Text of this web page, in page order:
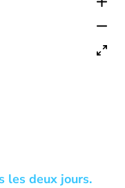
les deux jours.